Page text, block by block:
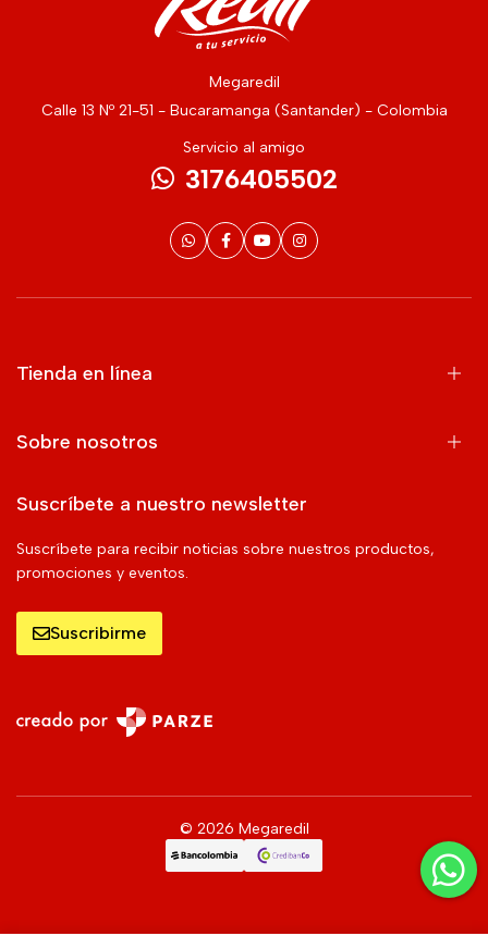
Megaredil
Calle 13 Nº 21-51 - Bucaramanga (Santander) - Colombia
Servicio al amigo
3176405502
Tienda en línea
Sobre nosotros
Suscríbete a nuestro newsletter
Suscríbete para recibir noticias sobre nuestros productos,
promociones y eventos.
Suscribirme
© 2026 Megaredil